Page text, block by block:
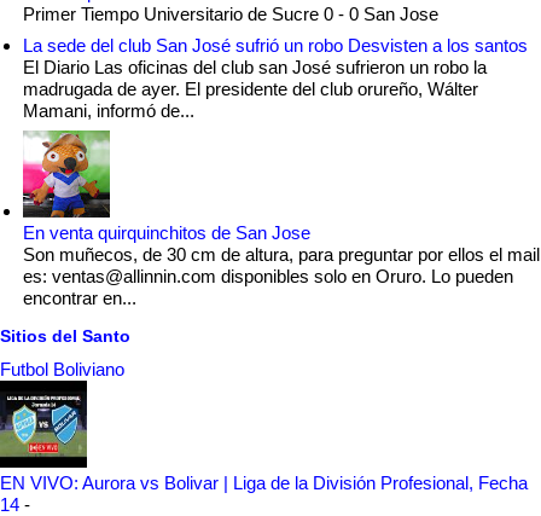
Primer Tiempo Universitario de Sucre 0 - 0 San Jose
La sede del club San José sufrió un robo Desvisten a los santos
El Diario Las oficinas del club san José sufrieron un robo la
madrugada de ayer. El presidente del club orureño, Wálter
Mamani, informó de...
En venta quirquinchitos de San Jose
Son muñecos, de 30 cm de altura, para preguntar por ellos el mail
es: ventas@allinnin.com disponibles solo en Oruro. Lo pueden
encontrar en...
Sitios del Santo
Futbol Boliviano
EN VIVO: Aurora vs Bolivar | Liga de la División Profesional, Fecha
14 -